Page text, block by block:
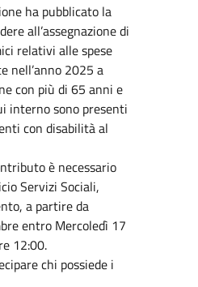
ha pubblicato la
all’assegnazione di
relativi alle spese
nell’anno 2025 a
con più di 65 anni e
interno sono presenti
con disabilità al
è necessario
Servizi Sociali,
a partire da
entro Mercoledì 17
12:00.
chi possiede i